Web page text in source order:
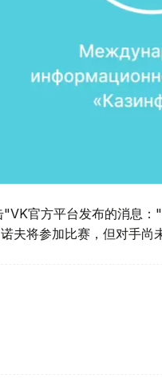
官方平台发布的消息
夫将参加比赛，但对手尚